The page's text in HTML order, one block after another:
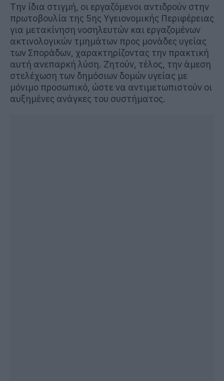
Την ίδια στιγμή, οι εργαζόμενοι αντιδρούν στην
πρωτοβουλία της 5ης Υγειονομικής Περιφέρειας
για μετακίνηση νοσηλευτών και εργαζομένων
ακτινολογικών τμημάτων προς μονάδες υγείας
των Σποράδων, χαρακτηρίζοντας την πρακτική
αυτή ανεπαρκή λύση. Ζητούν, τέλος, την άμεση
στελέχωση των δημόσιων δομών υγείας με
μόνιμο προσωπικό, ώστε να αντιμετωπιστούν οι
αυξημένες ανάγκες του συστήματος.